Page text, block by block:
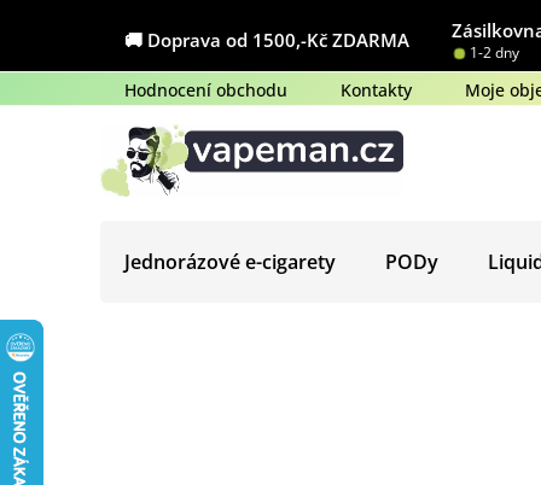
obsah
🚚 Doprava od 1500,-Kč ZDARMA
1-2 dny
Hodnocení obchodu Kontakty Moje
Jednorázové e-cigarety PODy